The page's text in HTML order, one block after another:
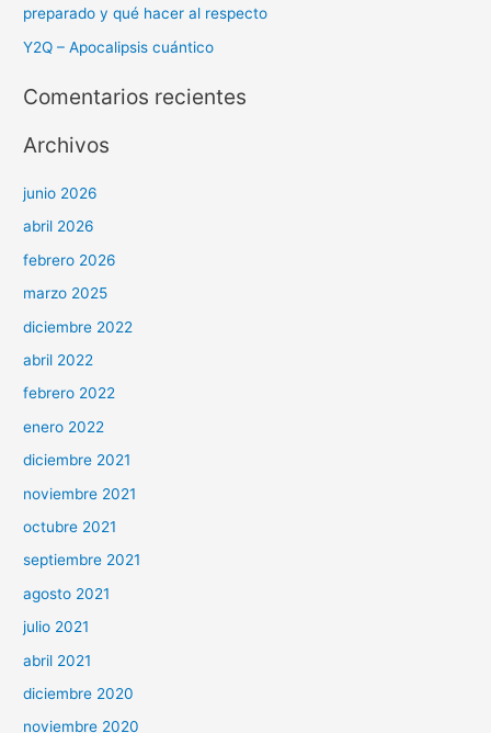
preparado y qué hacer al respecto
Y2Q – Apocalipsis cuántico
Comentarios recientes
Archivos
junio 2026
abril 2026
febrero 2026
marzo 2025
diciembre 2022
abril 2022
febrero 2022
enero 2022
diciembre 2021
noviembre 2021
octubre 2021
septiembre 2021
agosto 2021
julio 2021
abril 2021
diciembre 2020
noviembre 2020